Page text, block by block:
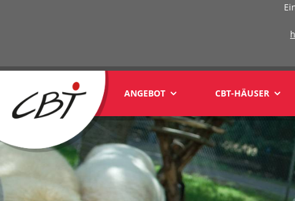
ANGEBOT CBT-HÄUSER